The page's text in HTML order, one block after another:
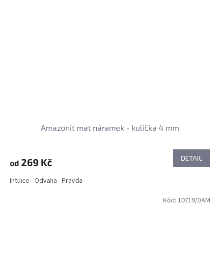
Amazonit mat náramek - kulička 4 mm
od 269 Kč DETAIL
Intuice - Odvaha - Pravda
Kód: 10719/DAM